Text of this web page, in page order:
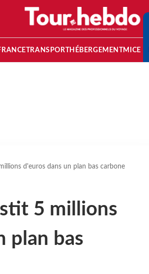
TRANSPORT HÉBERGEMENTMICE
d'euros dans un plan bas carbone
5 millions
plan bas